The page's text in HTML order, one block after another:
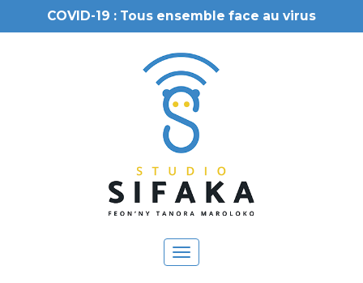
COVID-19 : Tous ensemble face au virus
Toggle
navigation